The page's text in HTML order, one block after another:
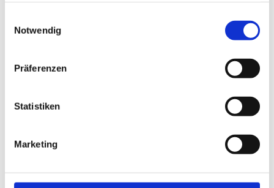
Notwendig
Präferenzen
Statistiken
Marketing